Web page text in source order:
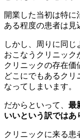
開業した当初は特に
ある程度の患者は見
しかし、周りに同じ
おこなうクリニック
クリニックの存在価
どこにでもあるクリ
なってしまいます。
だからといって、 最
いいという訳ではあ
クリニックに来る患